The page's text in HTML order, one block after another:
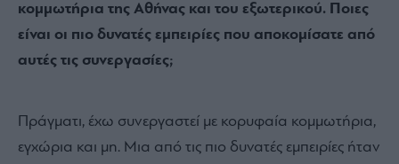
κομμωτήρια της Αθήνας και του εξωτερικού. Ποιες
είναι οι πιο δυνατές εμπειρίες που αποκομίσατε από
αυτές τις συνεργασίες;
Πράγματι, έχω συνεργαστεί με κορυφαία κομμωτήρια,
εγχώρια και μη. Μια από τις πιο δυνατές εμπειρίες ήταν